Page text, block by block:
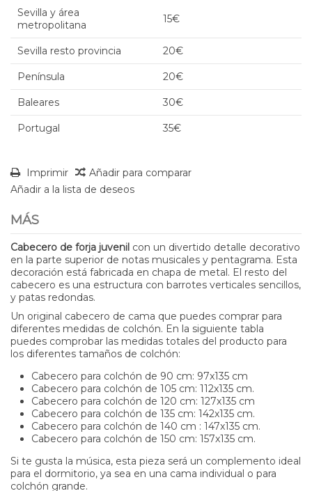
Sevilla y área
metropolitana
15€
Sevilla resto provincia 20€
Península 20€
Baleares 30€
Portugal 35€
Imprimir
Añadir para comparar
Añadir a la lista de deseos
MÁS
Cabecero de forja juvenil con un divertido detalle decorativo
en la parte superior de notas musicales y pentagrama. Esta
decoración está fabricada en chapa de metal. El resto del
cabecero es una estructura con barrotes verticales sencillos,
y patas redondas.
Un original cabecero de cama que puedes comprar para
diferentes medidas de colchón. En la siguiente tabla
puedes comprobar las medidas totales del producto para
los diferentes tamaños de colchón:
Cabecero para colchón de 90 cm: 97x135 cm
Cabecero para colchón de 105 cm: 112x135 cm.
Cabecero para colchón de 120 cm: 127x135 cm
Cabecero para colchón de 135 cm: 142x135 cm.
Cabecero para colchón de 140 cm : 147x135 cm.
Cabecero para colchón de 150 cm: 157x135 cm.
Si te gusta la música, esta pieza será un complemento ideal
para el dormitorio, ya sea en una cama individual o para
colchón grande.